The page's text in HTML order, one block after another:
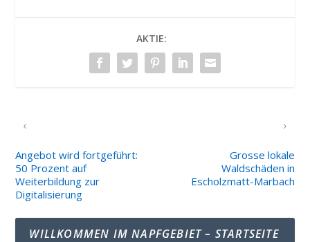
AKTIE:
Angebot wird fortgeführt:
50 Prozent auf
Weiterbildung zur
Digitalisierung
Grosse lokale
Waldschäden in
Escholzmatt-Marbach
WILLKOMMEN IM NAPFGEBIET – STARTSEITE